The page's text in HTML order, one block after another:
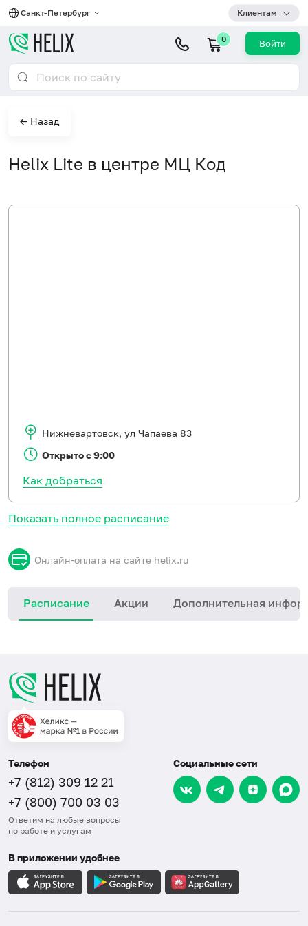
Санкт-Петербург Клиентам
0 Войти
← Назад
Helix Lite в центре МЦ Код
Показать полное расписание
Онлайн-оплата на сайте helix.ru
Расписание Акции Дополнительная
Нижневартовск, ул Чапаева 83
Открыто с 9:00
Как добраться
Телефон
+7 (812) 309 12 21
+7 (800) 700 03 03
Ответим на любые вопросы
по работе и услугам
Социальные сети
В приложении удобнее